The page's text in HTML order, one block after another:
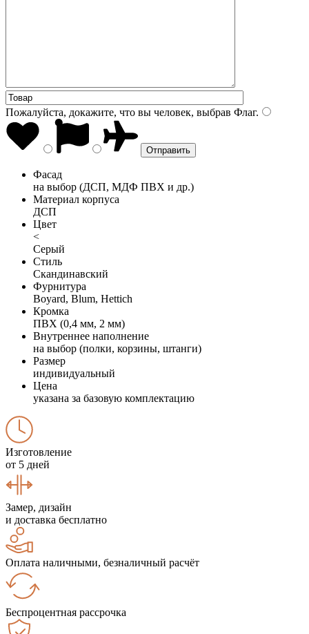
Пожалуйста, докажите, что вы человек, выбрав Флаг.
Фасад
на выбор (ДСП, МДФ ПВХ и др.)
Материал корпуса
ДСП
Цвет
<
Серый
Стиль
Скандинавский
Фурнитура
Boyard, Blum, Hettich
Кромка
ПВХ (0,4 мм, 2 мм)
Внутреннее наполнение
на выбор (полки, корзины, штанги)
Размер
индивидуальный
Цена
указана за базовую комплектацию
Изготовление
от 5 дней
Замер, дизайн
и доставка бесплатно
Оплата наличными, безналичный расчёт
Беспроцентная рассрочка